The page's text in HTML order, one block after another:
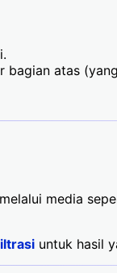
atas
media
untuk hasil